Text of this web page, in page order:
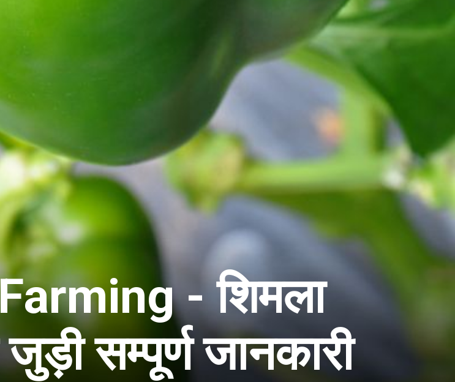
- शिमला
सम्पूर्ण जानकारी